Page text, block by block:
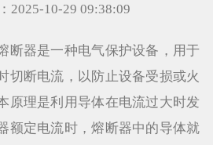
2025-10-29 09:38:09
器是一种电气保护设备，用于
切断电流，以防止设备受损或火
原理是利用导体在电流过大时发
额定电流时，熔断器中的导体就